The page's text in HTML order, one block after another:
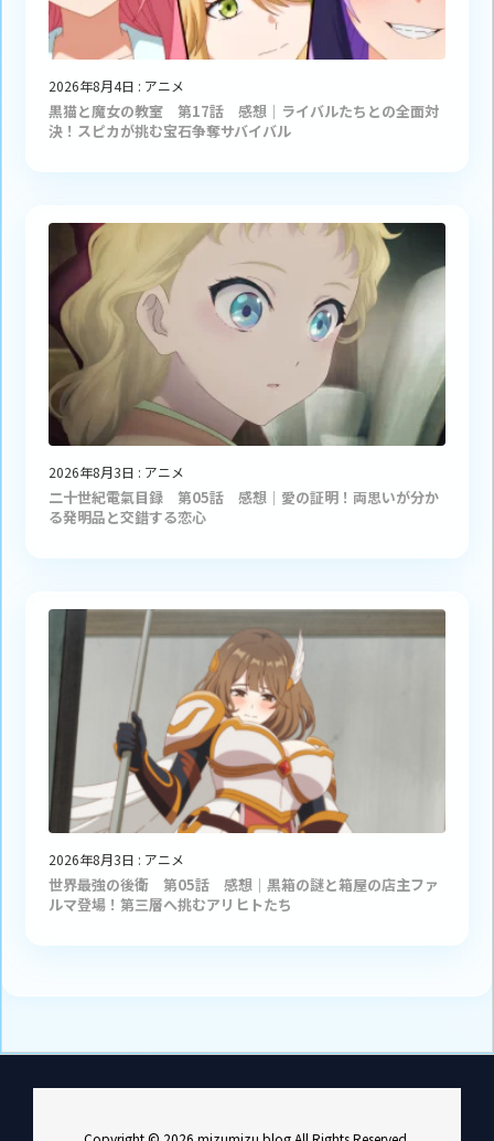
2026年8月4日 : アニメ
黒猫と魔女の教室 第17話 感想｜ライバルたちとの全面対
決！スピカが挑む宝石争奪サバイバル
2026年8月3日 : アニメ
二十世紀電氣目録 第05話 感想｜愛の証明！両思いが分か
る発明品と交錯する恋心
2026年8月3日 : アニメ
世界最強の後衛 第05話 感想｜黒箱の謎と箱屋の店主ファ
ルマ登場！第三層へ挑むアリヒトたち